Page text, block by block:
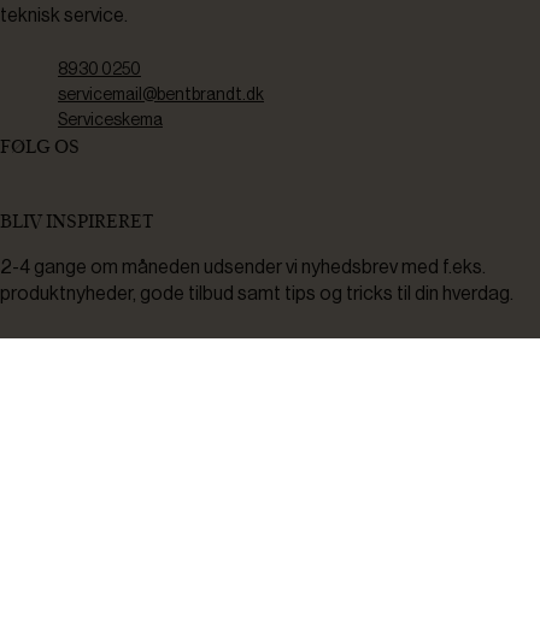
teknisk service.
8930 0250
servicemail@bentbrandt.dk
Serviceskema
FØLG OS
BLIV INSPIRERET
2-4 gange om måneden udsender vi nyhedsbrev med f.eks.
produktnyheder, gode tilbud samt tips og tricks til din hverdag.